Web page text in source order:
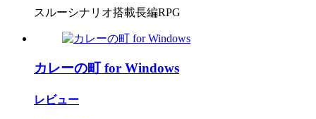
スルーシナリオ搭載長編RPG
カレーの町 for Windows
レビュー